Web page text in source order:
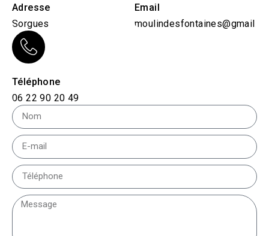
Adresse
Sorgues
Email
Téléphone
06 22 90 20 49